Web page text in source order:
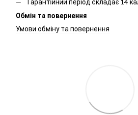
Гарантійний період складає 14
Обмін та повернення
Умови обміну та повернення